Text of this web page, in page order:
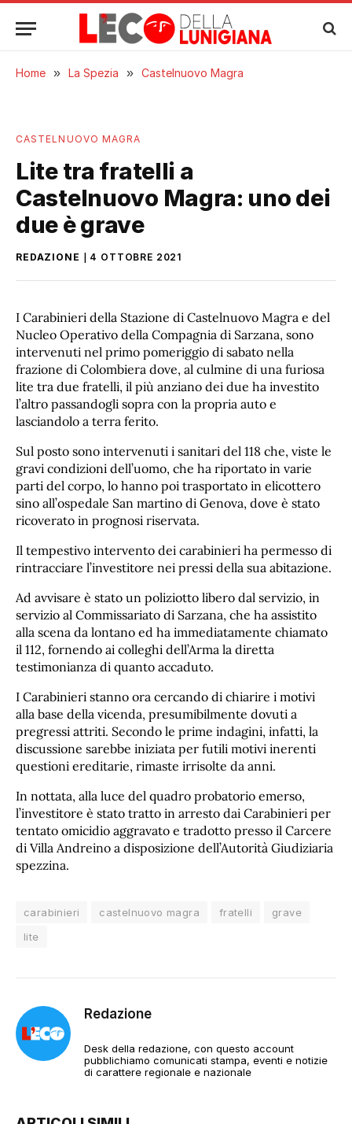
Home » La Spezia » Castelnuovo Magra
CASTELNUOVO MAGRA
Lite tra fratelli a
Castelnuovo Magra: uno dei
due è grave
REDAZIONE 4 OTTOBRE 2021
I Carabinieri della Stazione di Castelnuovo Magra e del
Nucleo Operativo della Compagnia di Sarzana, sono
intervenuti nel primo pomeriggio di sabato nella
frazione di Colombiera dove, al culmine di una furiosa
lite tra due fratelli, il più anziano dei due ha investito
l’altro passandogli sopra con la propria auto e
lasciandolo a terra ferito.
Sul posto sono intervenuti i sanitari del 118 che, viste le
gravi condizioni dell’uomo, che ha riportato in varie
parti del corpo, lo hanno poi trasportato in elicottero
sino all’ospedale San martino di Genova, dove è stato
ricoverato in prognosi riservata.
Il tempestivo intervento dei carabinieri ha permesso di
rintracciare l’investitore nei pressi della sua abitazione.
Ad avvisare è stato un poliziotto libero dal servizio, in
servizio al Commissariato di Sarzana, che ha assistito
alla scena da lontano ed ha immediatamente chiamato
il 112, fornendo ai colleghi dell’Arma la diretta
testimonianza di quanto accaduto.
I Carabinieri stanno ora cercando di chiarire i motivi
alla base della vicenda, presumibilmente dovuti a
pregressi attriti. Secondo le prime indagini, infatti, la
discussione sarebbe iniziata per futili motivi inerenti
questioni ereditarie, rimaste irrisolte da anni.
In nottata, alla luce del quadro probatorio emerso,
l’investitore è stato tratto in arresto dai Carabinieri per
tentato omicidio aggravato e tradotto presso il Carcere
di Villa Andreino a disposizione dell’Autorità Giudiziaria
spezzina.
carabinieri castelnuovo magra fratelli
grave
lite
Redazione
Desk della redazione, con questo account
pubblichiamo comunicati stampa, eventi e notizie
di carattere regionale e nazionale